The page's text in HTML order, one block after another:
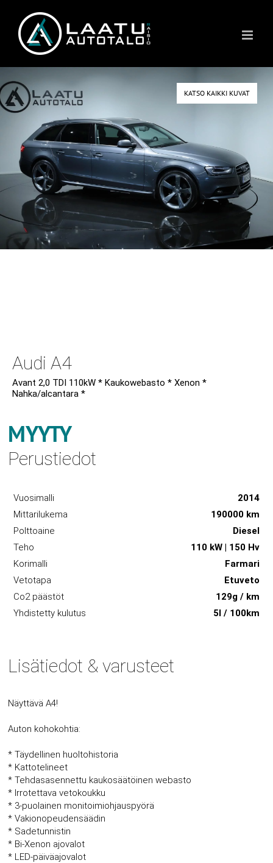
content
KATSO KAIKKI KUVAT
Audi A4
Avant 2,0 TDI 110kW * Kaukowebasto * Xenon *
Nahka/alcantara *
MYYTY
Perustiedot
Vuosimalli
2014
Mittarilukema
190000 km
Polttoaine
Diesel
Teho
110 kW | 150 Hv
Korimalli
Farmari
Vetotapa
Etuveto
Co2 päästöt
129g / km
Yhdistetty kulutus
5l / 100km
Lisätiedot & varusteet
Näyttävä A4!
Auton kohokohtia:
* Täydellinen huoltohistoria
* Kattotelineet
* Tehdasasennettu kaukosäätöinen webasto
* Irrotettava vetokoukku
* 3-puolainen monitoimiohjauspyörä
* Vakionopeudensäädin
* Sadetunnistin
* Bi-Xenon ajovalot
* LED-päiväajovalot